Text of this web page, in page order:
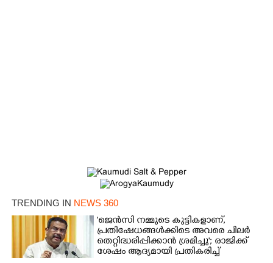
TRENDING IN NEWS 360
'ജെൻസി നമ്മുടെ കുട്ടികളാണ്,
പ്രതിഷേധങ്ങൾക്കിടെ അവരെ ചിലർ
തെറ്റിദ്ധരിപ്പിക്കാൻ ശ്രമിച്ചു'; രാജിക്ക്
ശേഷം ആദ്യമായി പ്രതികരിച്ച്